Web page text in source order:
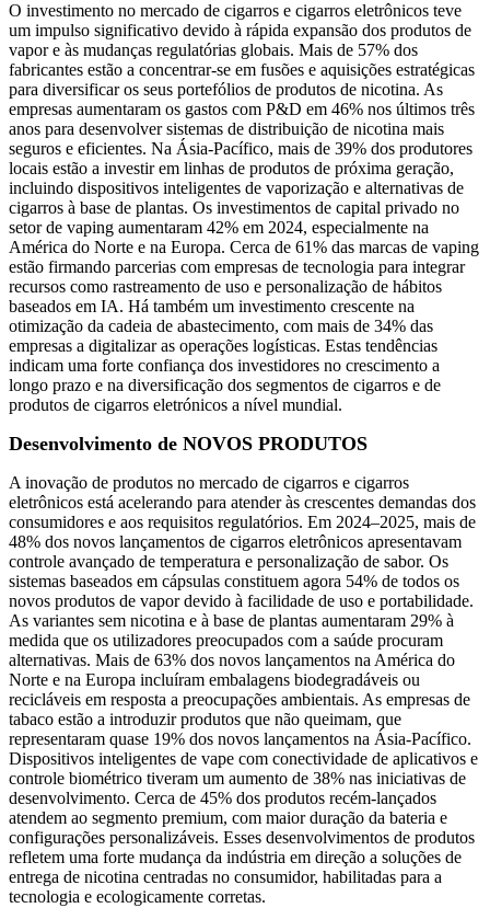
O investimento no mercado de cigarros e cigarros eletrônicos teve
um impulso significativo devido à rápida expansão dos produtos de
vapor e às mudanças regulatórias globais. Mais de 57% dos
fabricantes estão a concentrar-se em fusões e aquisições estratégicas
para diversificar os seus portefólios de produtos de nicotina. As
empresas aumentaram os gastos com P&D em 46% nos últimos três
anos para desenvolver sistemas de distribuição de nicotina mais
seguros e eficientes. Na Ásia-Pacífico, mais de 39% dos produtores
locais estão a investir em linhas de produtos de próxima geração,
incluindo dispositivos inteligentes de vaporização e alternativas de
cigarros à base de plantas. Os investimentos de capital privado no
setor de vaping aumentaram 42% em 2024, especialmente na
América do Norte e na Europa. Cerca de 61% das marcas de vaping
estão firmando parcerias com empresas de tecnologia para integrar
recursos como rastreamento de uso e personalização de hábitos
baseados em IA. Há também um investimento crescente na
otimização da cadeia de abastecimento, com mais de 34% das
empresas a digitalizar as operações logísticas. Estas tendências
indicam uma forte confiança dos investidores no crescimento a
longo prazo e na diversificação dos segmentos de cigarros e de
produtos de cigarros eletrónicos a nível mundial.
Desenvolvimento de NOVOS PRODUTOS
A inovação de produtos no mercado de cigarros e cigarros
eletrônicos está acelerando para atender às crescentes demandas dos
consumidores e aos requisitos regulatórios. Em 2024–2025, mais de
48% dos novos lançamentos de cigarros eletrônicos apresentavam
controle avançado de temperatura e personalização de sabor. Os
sistemas baseados em cápsulas constituem agora 54% de todos os
novos produtos de vapor devido à facilidade de uso e portabilidade.
As variantes sem nicotina e à base de plantas aumentaram 29% à
medida que os utilizadores preocupados com a saúde procuram
alternativas. Mais de 63% dos novos lançamentos na América do
Norte e na Europa incluíram embalagens biodegradáveis ​​ou
recicláveis ​​em resposta a preocupações ambientais. As empresas de
tabaco estão a introduzir produtos que não queimam, que
representaram quase 19% dos novos lançamentos na Ásia-Pacífico.
Dispositivos inteligentes de vape com conectividade de aplicativos e
controle biométrico tiveram um aumento de 38% nas iniciativas de
desenvolvimento. Cerca de 45% dos produtos recém-lançados
atendem ao segmento premium, com maior duração da bateria e
configurações personalizáveis. Esses desenvolvimentos de produtos
refletem uma forte mudança da indústria em direção a soluções de
entrega de nicotina centradas no consumidor, habilitadas para a
tecnologia e ecologicamente corretas.